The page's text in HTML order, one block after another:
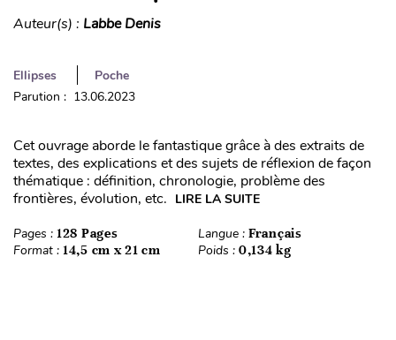
Auteur(s) : Labbe Denis
Ellipses
Poche
Parution : 13.06.2023
Cet ouvrage aborde le fantastique grâce à des extraits de
textes, des explications et des sujets de réflexion de façon
thématique : définition, chronologie, problème des
frontières, évolution, etc. LIRE LA SUITE
Pages : 128 Pages Langue : Français
Format : 14,5 cm x 21 cm Poids : 0,134 kg